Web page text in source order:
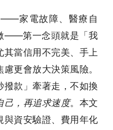
家電故障、醫療自
——第一念頭就是「我
其當信用不完美、手上
更會放大決策風險。
款」牽著走，不如換
己，再追求速度。本文
與資安驗證、費用年化